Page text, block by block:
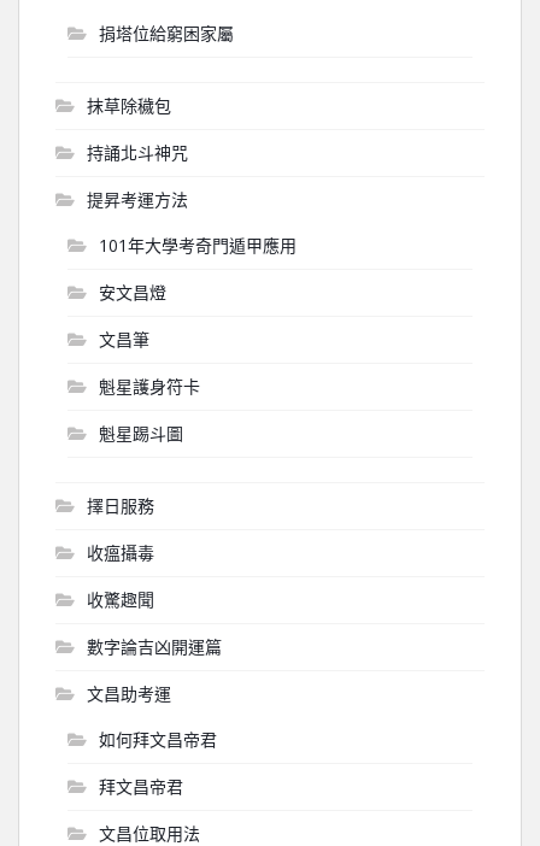
捐塔位給窮困家屬
抹草除穢包
持誦北斗神咒
提昇考運方法
101年大學考奇門遁甲應用
安文昌燈
文昌筆
魁星護身符卡
魁星踢斗圖
擇日服務
收瘟攝毒
收驚趣聞
數字論吉凶開運篇
文昌助考運
如何拜文昌帝君
拜文昌帝君
文昌位取用法